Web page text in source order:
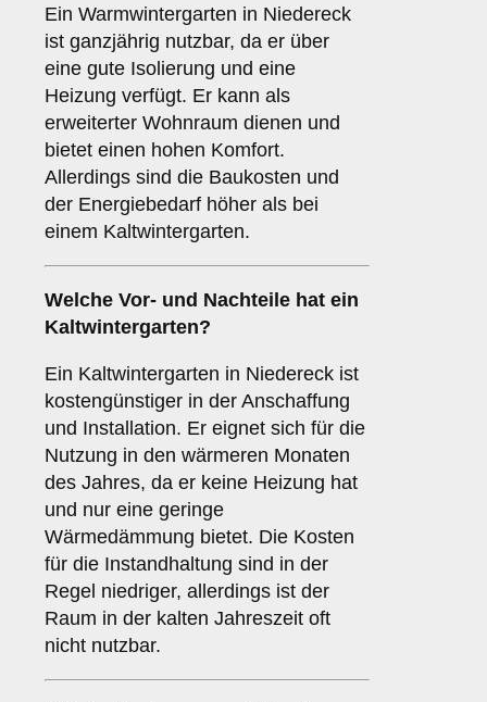
Ein Warmwintergarten in Niedereck
ist ganzjährig nutzbar, da er über
eine gute Isolierung und eine
Heizung verfügt. Er kann als
erweiterter Wohnraum dienen und
bietet einen hohen Komfort.
Allerdings sind die Baukosten und
der Energiebedarf höher als bei
einem Kaltwintergarten.
Welche Vor- und Nachteile hat ein
Kaltwintergarten?
Ein Kaltwintergarten in Niedereck ist
kostengünstiger in der Anschaffung
und Installation. Er eignet sich für die
Nutzung in den wärmeren Monaten
des Jahres, da er keine Heizung hat
und nur eine geringe
Wärmedämmung bietet. Die Kosten
für die Instandhaltung sind in der
Regel niedriger, allerdings ist der
Raum in der kalten Jahreszeit oft
nicht nutzbar.